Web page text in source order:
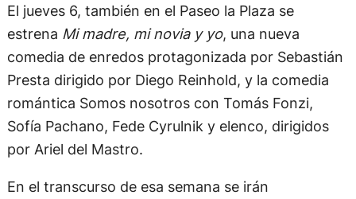
El jueves 6, también en el Paseo la Plaza se
estrena Mi madre, mi novia y yo, una nueva
comedia de enredos protagonizada por Sebastián
Presta dirigido por Diego Reinhold, y la comedia
romántica Somos nosotros con Tomás Fonzi,
Sofía Pachano, Fede Cyrulnik y elenco, dirigidos
por Ariel del Mastro.
En el transcurso de esa semana se irán